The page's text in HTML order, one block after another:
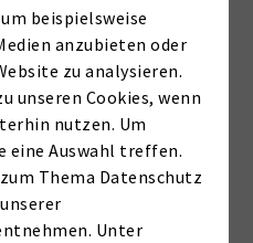
beispielsweise
anzubieten oder
zu analysieren.
unseren Cookies, wenn
nutzen. Um
eine Auswahl treffen.
Thema Datenschutz
Unter